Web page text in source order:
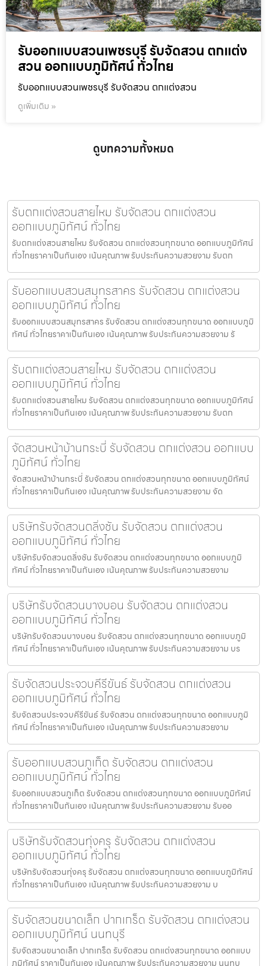
รับออกแบบสวนเพชรบุรี รับจัดสวน ตกแต่ง
สวน ออกแบบภูมิทัศน์ ทั่วไทย
รับออกแบบสวนเพชรบุรี รับจัดสวน ตกแต่งสวน
ดูเพิ่มเติม »
ดูบทความทั้งหมด
รับตกแต่งสวนสายไหม รับจัดสวน ตกแต่งสวน
ออกแบบภูมิทัศน์ ทั่วไทย
รับตกแต่งสวนสายไหม รับจัดสวน ตกแต่งสวนทุกขนาด ออกแบบภูมิทัศน์
ทั่วไทยราคาเป็นกันเอง เน้นคุณภาพ รับประกันความสวยงาม รับตก
รับออกแบบสวนสมุทรสาคร รับจัดสวน ตกแต่งสวน
ออกแบบภูมิทัศน์ ทั่วไทย
รับออกแบบสวนสมุทรสาคร รับจัดสวน ตกแต่งสวนทุกขนาด ออกแบบภูมิ
ทัศน์ ทั่วไทยราคาเป็นกันเอง เน้นคุณภาพ รับประกันความสวยงาม รั
รับตกแต่งสวนสายไหม รับจัดสวน ตกแต่งสวน
ออกแบบภูมิทัศน์ ทั่วไทย
รับตกแต่งสวนสายไหม รับจัดสวน ตกแต่งสวนทุกขนาด ออกแบบภูมิทัศน์
ทั่วไทยราคาเป็นกันเอง เน้นคุณภาพ รับประกันความสวยงาม รับตก
จัดสวนหน้าบ้านกระบี่ รับจัดสวน ตกแต่งสวน ออกแบบ
ภูมิทัศน์ ทั่วไทย
จัดสวนหน้าบ้านกระบี่ รับจัดสวน ตกแต่งสวนทุกขนาด ออกแบบภูมิทัศน์
ทั่วไทยราคาเป็นกันเอง เน้นคุณภาพ รับประกันความสวยงาม จัด
บริษัทรับจัดสวนตลิ่งชัน รับจัดสวน ตกแต่งสวน
ออกแบบภูมิทัศน์ ทั่วไทย
บริษัทรับจัดสวนตลิ่งชัน รับจัดสวน ตกแต่งสวนทุกขนาด ออกแบบภูมิ
ทัศน์ ทั่วไทยราคาเป็นกันเอง เน้นคุณภาพ รับประกันความสวยงาม
บริษัทรับจัดสวนบางบอน รับจัดสวน ตกแต่งสวน
ออกแบบภูมิทัศน์ ทั่วไทย
บริษัทรับจัดสวนบางบอน รับจัดสวน ตกแต่งสวนทุกขนาด ออกแบบภูมิ
ทัศน์ ทั่วไทยราคาเป็นกันเอง เน้นคุณภาพ รับประกันความสวยงาม บร
รับจัดสวนประจวบคีรีขันธ์ รับจัดสวน ตกแต่งสวน
ออกแบบภูมิทัศน์ ทั่วไทย
รับจัดสวนประจวบคีรีขันธ์ รับจัดสวน ตกแต่งสวนทุกขนาด ออกแบบภูมิ
ทัศน์ ทั่วไทยราคาเป็นกันเอง เน้นคุณภาพ รับประกันความสวยงาม
รับออกแบบสวนภูเก็ต รับจัดสวน ตกแต่งสวน
ออกแบบภูมิทัศน์ ทั่วไทย
รับออกแบบสวนภูเก็ต รับจัดสวน ตกแต่งสวนทุกขนาด ออกแบบภูมิทัศน์
ทั่วไทยราคาเป็นกันเอง เน้นคุณภาพ รับประกันความสวยงาม รับออ
บริษัทรับจัดสวนทุ่งครุ รับจัดสวน ตกแต่งสวน
ออกแบบภูมิทัศน์ ทั่วไทย
บริษัทรับจัดสวนทุ่งครุ รับจัดสวน ตกแต่งสวนทุกขนาด ออกแบบภูมิทัศน์
ทั่วไทยราคาเป็นกันเอง เน้นคุณภาพ รับประกันความสวยงาม บ
รับจัดสวนขนาดเล็ก ปากเกร็ด รับจัดสวน ตกแต่งสวน
ออกแบบภูมิทัศน์ นนทบุรี
รับจัดสวนขนาดเล็ก ปากเกร็ด รับจัดสวน ตกแต่งสวนทุกขนาด ออกแบบ
ภูมิทัศน์ ราคาเป็นกันเอง เน้นคุณภาพ รับประกันความสวยงาม นนทบ